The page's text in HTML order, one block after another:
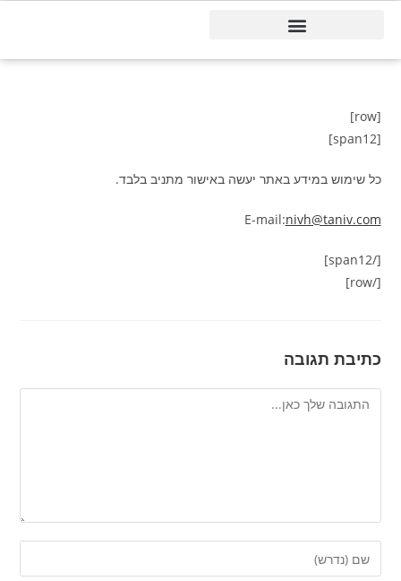
[row]
[span12]
כל שימוש במידע באתר יעשה באישור מתניב בלבד.
E-mail:nivh@taniv.com
[/span12]
[/row]
כתיבת תגובה